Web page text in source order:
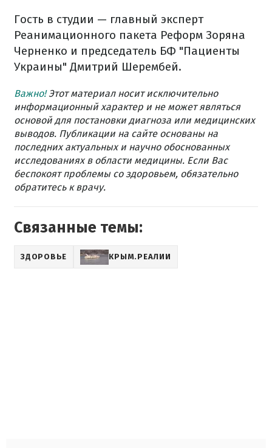
Гость в студии — главный эксперт
Реанимационного пакета Реформ Зоряна
Черненко и председатель БФ "Пациенты
Украины" Дмитрий Шерембей.
Важно!Этот материал носит исключительно
информационный характер и не может являться
основой для постановки диагноза или медицинских
выводов. Публикации на сайте основаны на
последних актуальных и научно обоснованных
исследованиях в области медицины. Если Вас
беспокоят проблемы со здоровьем, обязательно
обратитесь к врачу.
Связанные темы:
ЗДОРОВЬЕ КРЫМ.РЕАЛИИ